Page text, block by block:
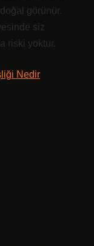
görünür.
siz
riski yoktur.
Nedir